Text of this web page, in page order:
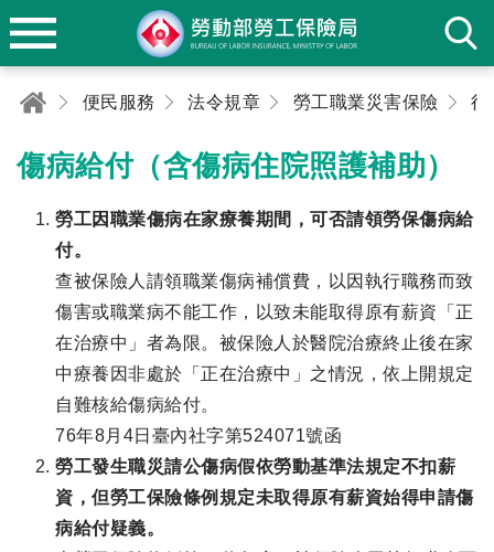
便民服務 法令規章 勞工職業災害保險 行
傷病給付（含傷病住院照護補助）
勞工因職業傷病在家療養期間，可否請領勞保傷病給
付。
查被保險人請領職業傷病補償費，以因執行職務而致
傷害或職業病不能工作，以致未能取得原有薪資「正
在治療中」者為限。被保險人於醫院治療終止後在家
中療養因非處於「正在治療中」之情況，依上開規定
自難核給傷病給付。
76年8月4日臺內社字第524071號函
勞工發生職災請公傷病假依勞動基準法規定不扣薪
資，但勞工保險條例規定未取得原有薪資始得申請傷
病給付疑義。